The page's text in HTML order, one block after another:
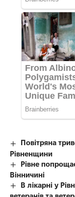
Повітряна
Рівненщини
Рівне
Вінничині
В лікарні у